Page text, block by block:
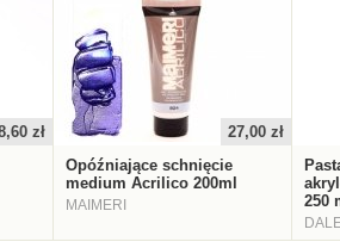
zł
27,00 zł
Opóźniające schnięcie
medium Acrilico 200ml
MAIMERI
250